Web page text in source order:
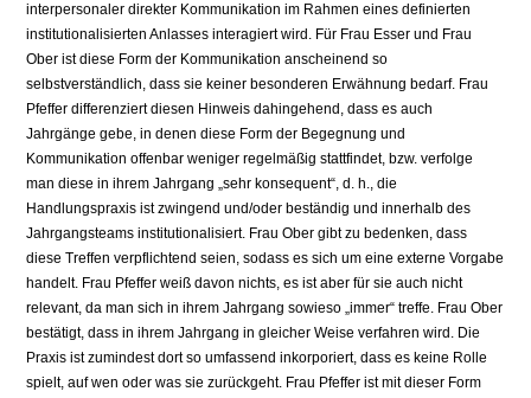
interpersonaler direkter Kommunikation im Rahmen eines definierten
institutionalisierten Anlasses interagiert wird. Für Frau Esser und Frau
Ober ist diese Form der Kommunikation anscheinend so
selbstverständlich, dass sie keiner besonderen Erwähnung bedarf. Frau
Pfeffer differenziert diesen Hinweis dahingehend, dass es auch
Jahrgänge gebe, in denen diese Form der Begegnung und
Kommunikation offenbar weniger regelmäßig stattfindet, bzw. verfolge
man diese in ihrem Jahrgang „sehr konsequent“, d. h., die
Handlungspraxis ist zwingend und/oder beständig und innerhalb des
Jahrgangsteams institutionalisiert. Frau Ober gibt zu bedenken, dass
diese Treffen verpflichtend seien, sodass es sich um eine externe Vorgabe
handelt. Frau Pfeffer weiß davon nichts, es ist aber für sie auch nicht
relevant, da man sich in ihrem Jahrgang sowieso „immer“ treffe. Frau Ober
bestätigt, dass in ihrem Jahrgang in gleicher Weise verfahren wird. Die
Praxis ist zumindest dort so umfassend inkorporiert, dass es keine Rolle
spielt, auf wen oder was sie zurückgeht. Frau Pfeffer ist mit dieser Form